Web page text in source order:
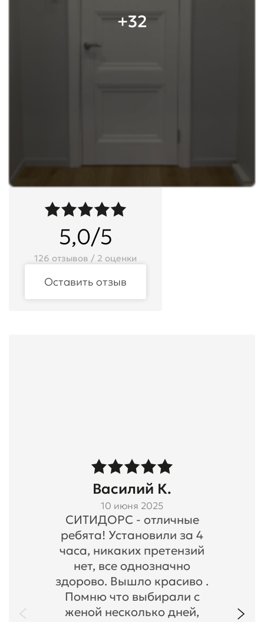
+32
5,0/5
126 отзывов / 2 оценки
Оставить отзыв
Василий К.
10 июня 2025
СИТИДОРС - отличные
ребята! Установили за 4
часа, никаких претензий
нет, все однозначно
здорово. Вышло красиво .
Помню что выбирали с
женой несколько дней,